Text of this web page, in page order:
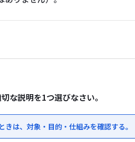
な説明を1つ選びなさい。
は、対象・目的・仕組みを確認する。